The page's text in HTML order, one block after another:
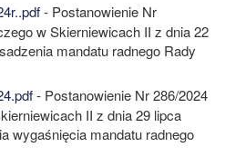
- Postanowienie Nr
w Skierniewicach II z dnia 22
mandatu radnego Rady
- Postanowienie Nr 286/2024
II z dnia 29 lipca
wygaśnięcia mandatu radnego